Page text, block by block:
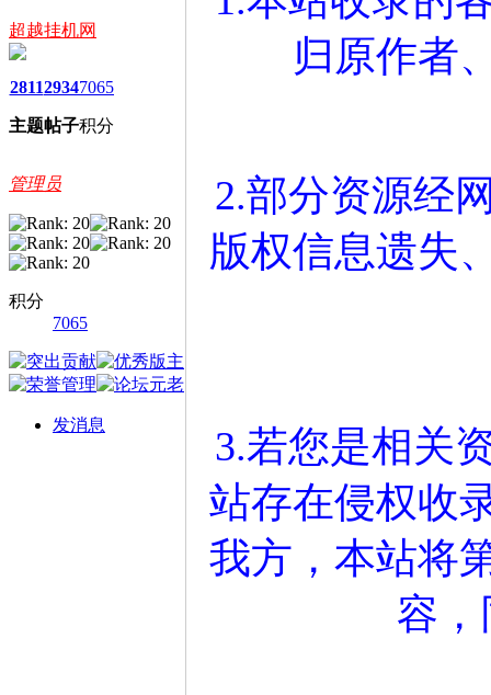
超越挂机网
2811
主题
2934
帖子
7065
积分
管理员
积分
7065
发消息
归原作者
2.部分资源经
版权信息遗失
3.若您是相关
站存在侵权收
我方，本站将
容